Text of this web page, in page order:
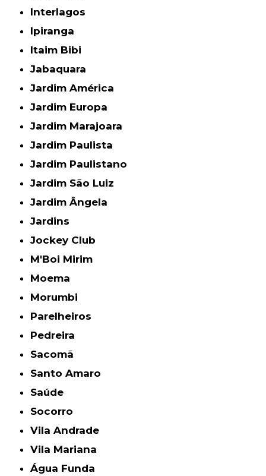
Interlagos
Ipiranga
Itaim Bibi
Jabaquara
Jardim América
Jardim Europa
Jardim Marajoara
Jardim Paulista
Jardim Paulistano
Jardim São Luiz
Jardim Ângela
Jardins
Jockey Club
M'Boi Mirim
Moema
Morumbi
Parelheiros
Pedreira
Sacomã
Santo Amaro
Saúde
Socorro
Vila Andrade
Vila Mariana
Água Funda